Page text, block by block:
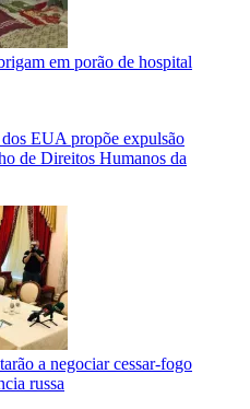
em porão de hospital
EUA propõe expulsão
de Direitos Humanos da
a negociar cessar-fogo
russa